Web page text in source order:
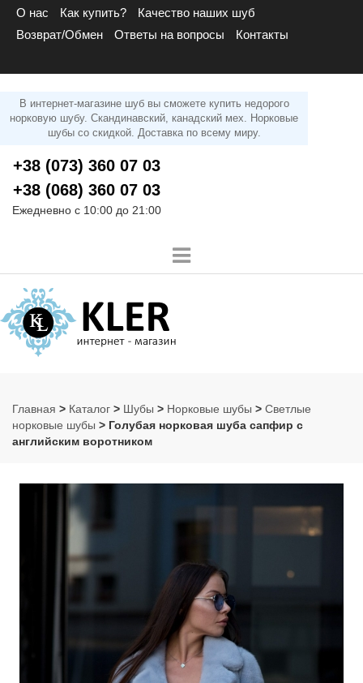
О нас Как купить?
Качество наших шуб
Возврат/Обмен
Ответы на вопросы Контакты
В интернет-магазине шуб вы сможете купить недорого
норковую шубу. Скандинавский, канадский мех. Норковые
шубы со скидкой. Доставка по всему миру.
+38 (073) 360 07 03
+38 (068) 360 07 03
Ежедневно с 10:00 до 21:00
Главная > Каталог > Шубы > Норковые шубы > Светлые
норковые шубы > Голубая норковая шуба сапфир c
английским воротником